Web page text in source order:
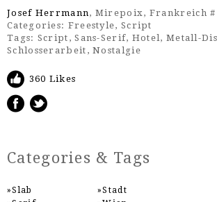
Josef Herrmann, Mirepoix, Frankreich #
Categories: Freestyle, Script
Tags: Script ,Sans-Serif, Hotel, Metall-
Schlosserarbeit ,Nostalgie
360 Likes
Categories & Tags
Slab
Stadt